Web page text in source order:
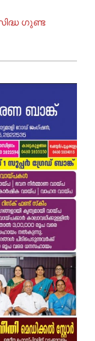
ഗുണ്ട